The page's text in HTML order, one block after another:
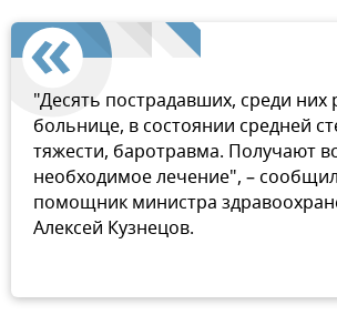
"Десять пострадавших, среди них
больнице, в состоянии средней
тяжести, баротравма. Получают
необходимое лечение", –
помощник министра
Алексей Кузнецов.